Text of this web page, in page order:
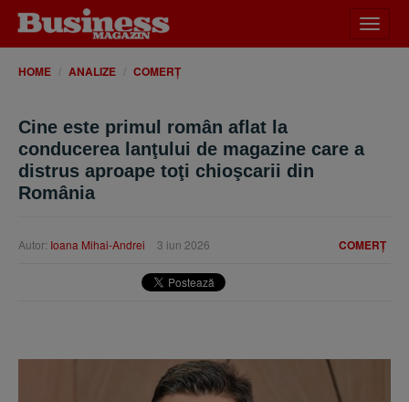
meniu
HOME ANALIZE COMERȚ
Cine este primul român aflat la
conducerea lanţului de magazine care a
distrus aproape toţi chioşcarii din
România
COMERȚ
Autor: Ioana Mihai-Andrei 3 iun 2026